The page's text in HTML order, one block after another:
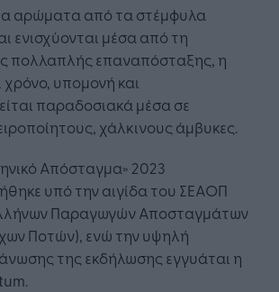
αρώματα από τα στέμφυλα
ενισχύονται μέσα από τη
πολλαπλής επαναπόσταξης, η
χρόνο, υπομονή και
παραδοσιακά μέσα σε
χάλκινους άμβυκες.
Απόσταγμα» 2023
υπό την αιγίδα του ΣΕΑΟΠ
Παραγωγών Αποσταγμάτων
Ποτών), ενώ την υψηλή
της εκδήλωσης εγγυάται η